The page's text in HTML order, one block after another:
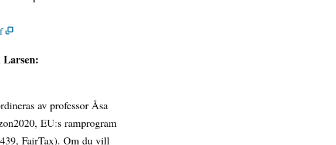
av professor Åsa
EU:s ramprogram
FairTax). Om du vill